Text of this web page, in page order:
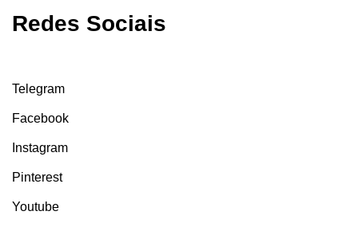
Redes Sociais
Telegram
Facebook
Instagram
Pinterest
Youtube